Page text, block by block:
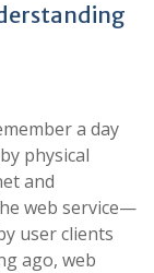
a day
physical
and
web service—
user clients
ago, web